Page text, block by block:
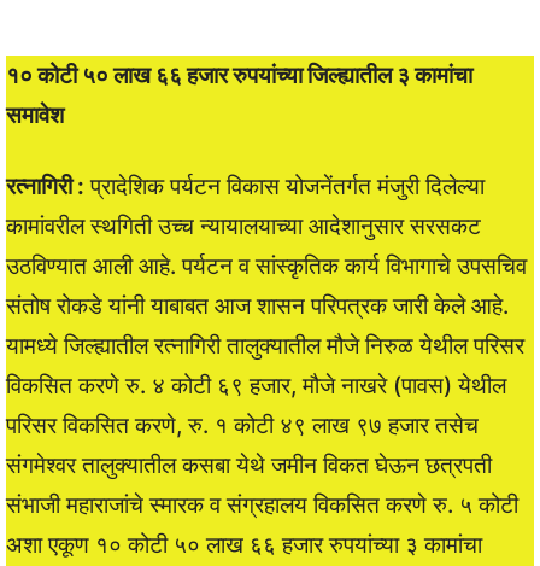
१० कोटी ५० लाख ६६ हजार रुपयांच्या जिल्ह्यातील ३ कामांचा
समावेश
रत्नागिरी : प्रादेशिक पर्यटन विकास योजनेंतर्गत मंजुरी दिलेल्या
कामांवरील स्थगिती उच्च न्यायालयाच्या आदेशानुसार सरसकट
उठविण्यात आली आहे. पर्यटन व सांस्कृतिक कार्य विभागाचे उपसचिव
संतोष रोकडे यांनी याबाबत आज शासन परिपत्रक जारी केले आहे.
यामध्ये जिल्ह्यातील रत्नागिरी तालुक्यातील मौजे निरुळ येथील परिसर
विकसित करणे रु. ४ कोटी ६९ हजार, मौजे नाखरे (पावस) येथील
परिसर विकसित करणे, रु. १ कोटी ४९ लाख ९७ हजार तसेच
संगमेश्वर तालुक्यातील कसबा येथे जमीन विकत घेऊन छत्रपती
संभाजी महाराजांचे स्मारक व संग्रहालय विकसित करणे रु. ५ कोटी
अशा एकूण १० कोटी ५० लाख ६६ हजार रुपयांच्या ३ कामांचा